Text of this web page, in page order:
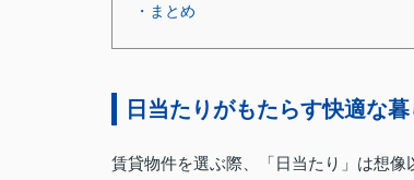
・まとめ
日当たりがもたらす快適な
賃貸物件を選ぶ際、「日当たり」は想